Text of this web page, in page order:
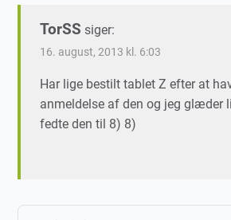
TorSS siger:
16. august, 2013 kl. 6:03
Har lige bestilt tablet Z efter at
anmeldelse af den og jeg glæder
fedte den til 8) 8)